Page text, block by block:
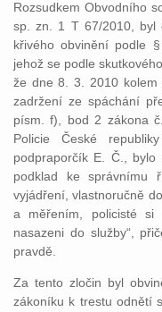
Rozsudkem Obvodního
sp. zn. 1 T 67/2010, byl
křivého obvinění podle
jehož se podle
že dne 8. 3. 2010
zadržení ze spáchání
písm. f), bod 2 zákona č.
Policie České
podpraporčík E. Č.,
podklad ke správnímu
vyjádření, vlastnoručně
a měřením, policisté
nasazeni do služby“,
pravdě.
Za tento zločin byl
zákoníku k trestu odnětí